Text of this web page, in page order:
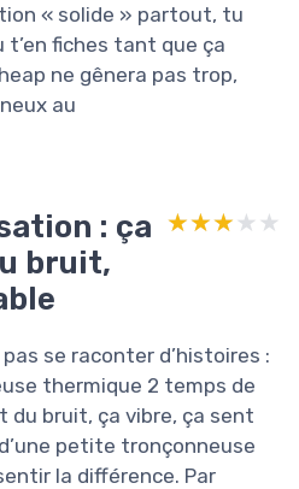
« solide » partout, tu
t’en fiches tant que ça
ne gênera pas trop,
au
: ça
bruit,
★★★★★
★★★★★
se raconter d’histoires :
thermique 2 temps de
du bruit, ça vibre, ça sent
petite tronçonneuse
la différence. Par